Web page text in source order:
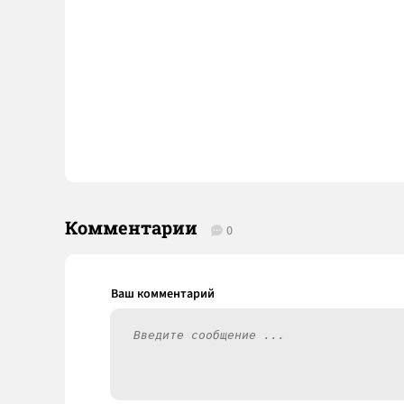
Комментарии 0